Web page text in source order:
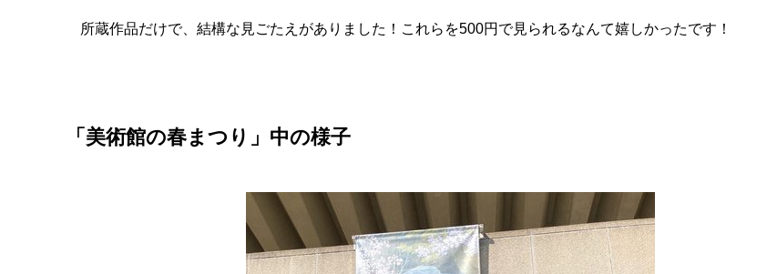
所蔵作品だけで、結構な見ごたえがありました！ これらを500円で見られるなんて嬉しかったです！
「美術館の春まつり」中の様子